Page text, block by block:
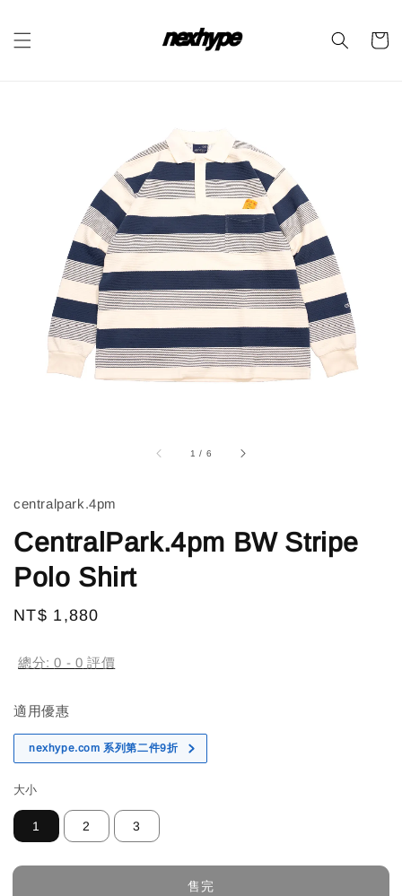
1 / 6
centralpark.4pm
CentralPark.4pm BW Stripe
Polo Shirt
Regular
NT$ 1,880
總分:0 - 0 評價
適用優惠
nexhype.com 系列第二件9折
大小
1 2 3
售完